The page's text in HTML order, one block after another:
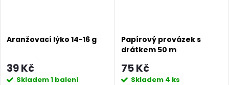
Aranžovací lýko 14-16 g
39 Kč
Skladem1 balení
Papírový provázek s
drátkem 50 m
75 Kč
Skladem 4 ks